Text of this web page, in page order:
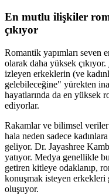
En mutlu ilişkiler
çıkıyor
Romantik yapımları
olarak daha yüksek çıkıyor.
izleyen erkeklerin (ve
gelebileceğine" yürekten
hayatlarında da en yüksek
ediyorlar.
Rakamlar ve bilimsel
hala neden sadece
geliyor. Dr. Jayashree
yatıyor. Medya genellikle
getiren kitleye odaklanıp,
konuşmak isteyen erkekleri
oluşuyor.